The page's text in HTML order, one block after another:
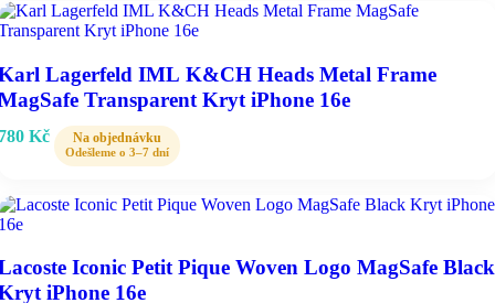
Lagerfeld IML K&CH Heads Metal Frame
Transparent Kryt iPhone 16e
Kč
Iconic Petit Pique Woven Logo MagSafe Black
iPhone 16e